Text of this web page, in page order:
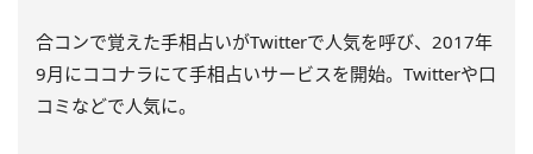
合コンで覚えた手相占いがTwitterで人気を呼び、2017年
9月にココナラにて手相占いサービスを開始。Twitterや口
コミなどで人気に。